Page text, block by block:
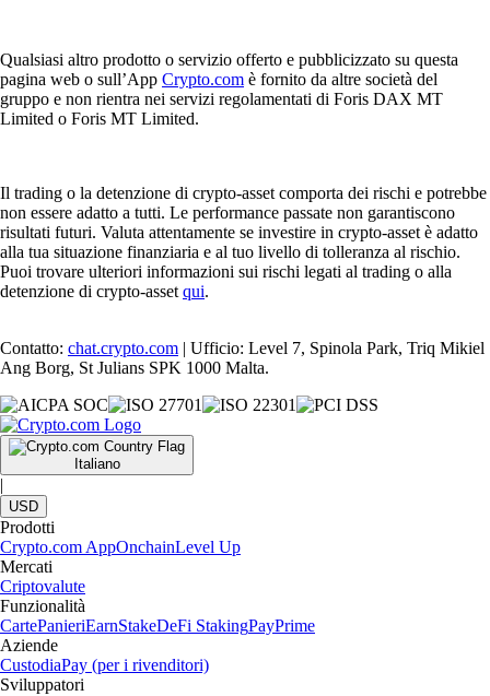
Qualsiasi altro prodotto o servizio offerto e pubblicizzato su questa
pagina web o sull’App Crypto.com è fornito da altre società del
gruppo e non rientra nei servizi regolamentati di Foris DAX MT
Limited o Foris MT Limited.
Il trading o la detenzione di crypto-asset comporta dei rischi e potrebbe
non essere adatto a tutti. Le performance passate non garantiscono
risultati futuri. Valuta attentamente se investire in crypto-asset è adatto
alla tua situazione finanziaria e al tuo livello di tolleranza al rischio.
Puoi trovare ulteriori informazioni sui rischi legati al trading o alla
detenzione di crypto-asset qui.
Contatto: chat.crypto.com | Ufficio: Level 7, Spinola Park, Triq Mikiel
Ang Borg, St Julians SPK 1000 Malta.
Italiano
|
USD
Prodotti
Crypto.com AppOnchainLevel Up
Mercati
Criptovalute
Funzionalità
CartePanieriEarnStakeDeFi StakingPayPrime
Aziende
CustodiaPay (per i rivenditori)
Sviluppatori